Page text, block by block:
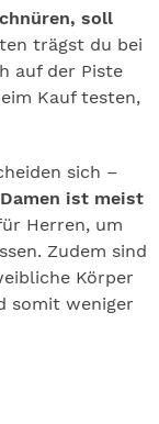
soll
trägst du bei
auf der Piste
Kauf testen,
sich –
ist meist
Herren, um
Zudem sind
Körper
somit weniger